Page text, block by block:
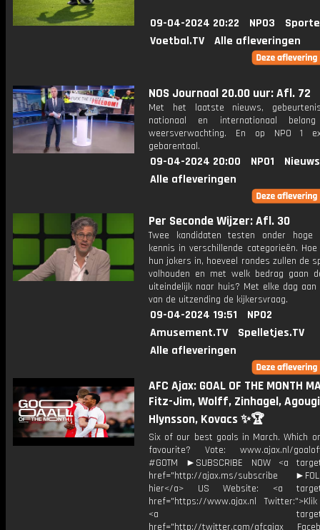
09-04-2024 20:22 NPO3
Voetbal.TV
Alle afleveringen
NOS Journaal 20.00 uur: Afl. 72
Met het laatste nieuws,
nationaal en internationaal
weersverwachting. En op NPO 1
gebarentaal.
09-04-2024 20:00 NPO1
Alle afleveringen
Per Seconde Wijzer: Afl. 30
Twee kandidaten testen onder hoge
kennis in verschillende categorieën.
hun jokers in, hoeveel rondes zullen de
volhouden en met welk bedrag gaan
uiteindelijk naar huis? Met elke dag
van de uitzending de kijkersvraag.
09-04-2024 19:51
NPO2
Amusement.TV
Spelletjes.TV
Alle afleveringen
AFC Ajax: GOAL OF THE MONTH
Fitz-Jim, Wolff, Zinhagel,
Hlynsson, Kovacs ✨🏆
Six of our best goals in March. Which
favourite? Vote: www.ajax.nl/
#GOTM ►SUBSCRIBE NOW <a
href="http://ajax.ms/subscribe
hier</a> US Website: <a
href="https://www.ajax.nl
<a
href="http://twitter.com/afcajax